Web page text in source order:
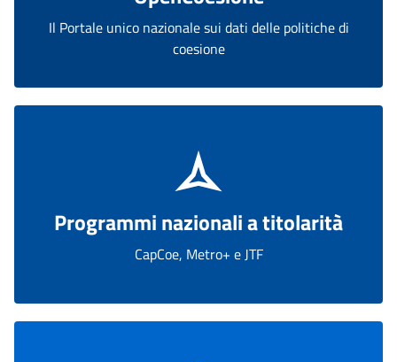
Il Portale unico nazionale sui dati delle politiche di
coesione
Programmi nazionali a titolarità
CapCoe, Metro+ e JTF